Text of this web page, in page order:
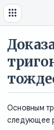
Основным
следующее